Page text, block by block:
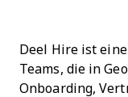
Deel Hire ist
Teams, die in
Onboarding,